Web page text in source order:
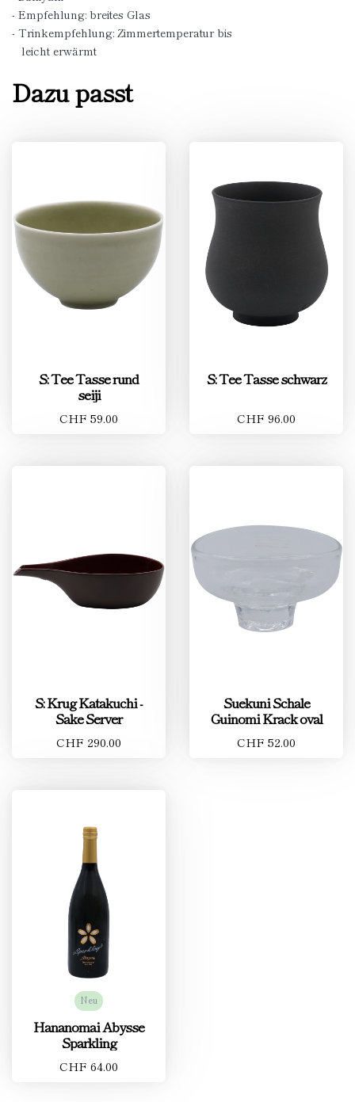
- Empfehlung: breites Glas
- Trinkempfehlung: Zimmertemperatur bis
leicht erwärmt
Dazu passt
S: Tee Tasse rund
seiji
CHF 59.00
S: Tee Tasse schwarz
CHF 96.00
S: Krug Katakuchi -
Sake Server
CHF 290.00
Suekuni Schale
Guinomi Krack oval
CHF 52.00
Neu
Hananomai Abysse
Sparkling
CHF 64.00